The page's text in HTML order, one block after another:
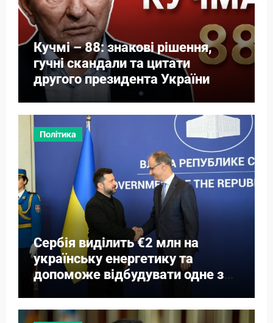
Кучмі – 88: знакові рішення,
гучні скандали та цитати
другого президента України
Політика
Сербія виділить €2 млн на
українську енергетику та
допоможе відбудувати одне з
міст